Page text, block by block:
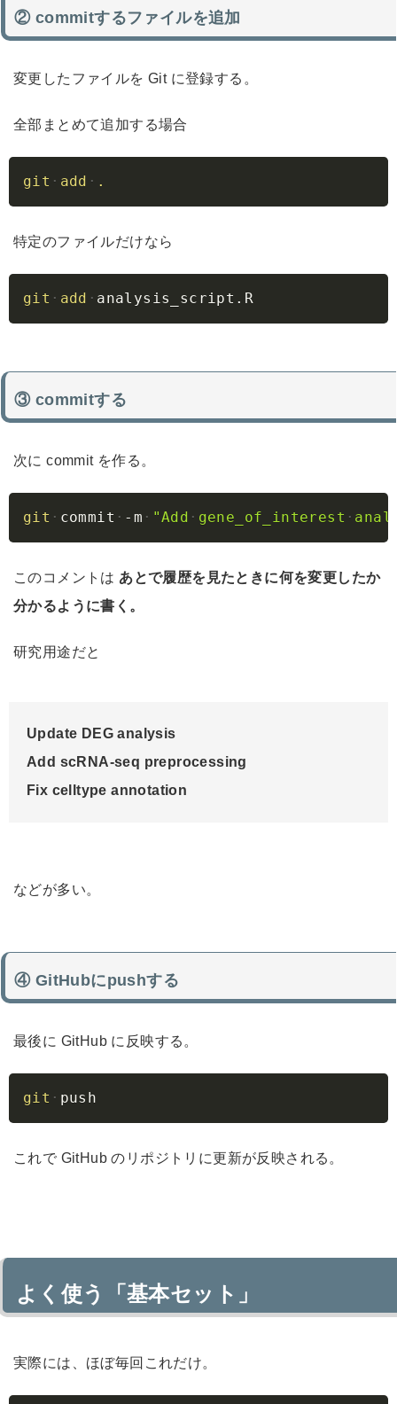
② commitするファイルを追加
変更したファイルを Git に登録する。
全部まとめて追加する場合
git add .
特定のファイルだけなら
git add analysis_script.R
③ commitする
次に commit を作る。
git commit -m "Add gene_of_interest Copy
このコメントは あとで履歴を見たときに何を変更したか
分かるように書く。
研究用途だと
Update DEG analysis
Add scRNA-seq preprocessing
Fix celltype annotation
などが多い。
④ GitHubにpushする
最後に GitHub に反映する。
git push
これで GitHub のリポジトリに更新が反映される。
よく使う「基本セット」
実際には、ほぼ毎回これだけ。